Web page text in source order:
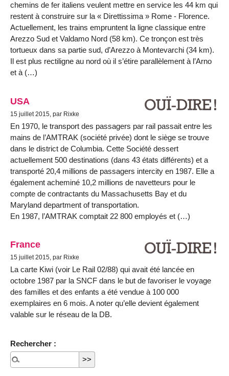
chemins de fer italiens veulent mettre en service les 44 km qui
restent à construire sur la « Direttissima » Rome - Florence.
Actuellement, les trains empruntent la ligne classique entre
Arezzo Sud et Valdamo Nord (58 km). Ce tronçon est très
tortueux dans sa partie sud, d’Arezzo à Montevarchi (34 km).
Il est plus rectiligne au nord où il s’étire parallèlement à l’Arno
et à (…)
USA
15 juillet 2015, par Rixke
En 1970, le transport des passagers par rail passait entre les
mains de l’AMTRAK (société privée) dont le siège se trouve
dans le district de Columbia. Cette Société dessert
actuellement 500 destinations (dans 43 états différents) et a
transporté 20,4 millions de passagers intercity en 1987. Elle a
également acheminé 10,2 millions de navetteurs pour le
compte de contractants du Massachusetts Bay et du
Maryland department of transportation.
En 1987, l’AMTRAK comptait 22 800 employés et (…)
France
15 juillet 2015, par Rixke
La carte Kiwi (voir Le Rail 02/88) qui avait été lancée en
octobre 1987 par la SNCF dans le but de favoriser le voyage
des familles et des enfants a été vendue à 100 000
exemplaires en 6 mois. A noter qu’elle devient également
valable sur le réseau de la DB.
Rechercher :